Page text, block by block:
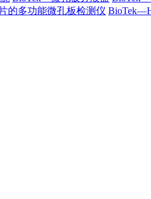
的多功能微孔板检测仪